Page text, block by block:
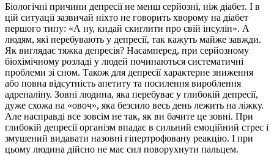
Біологічні причини депресії не менш серйозні, ніж діабет. І в
цій ситуації зазвичай ніхто не говорить хворому на діабет
першого типу: «А ну, кидай скиглити про свій інсулін». А
людям, які перебувають у депресії, так кажуть майже завжди.
Як виглядає тяжка депресія? Насамперед, при серйозному
біохімічному розладі у людей починаються систематичні
проблеми зі сном. Також для депресії характерне зниження
або повна відсутність апетиту та посилення вироблення
адреналіну. Зовні людина, яка перебуває у глибокій депресії,
дуже схожа на «овоч», яка безсило весь день лежить на ліжку.
Але насправді все зовсім не так, як ви бачите це зовні. При
глибокій депресії організм впадає в сильний емоційний стрес і
змушений видавати назовні гіпертрофовану реакцію. І при
цьому людина дійсно не має сил поворухнути пальцем.